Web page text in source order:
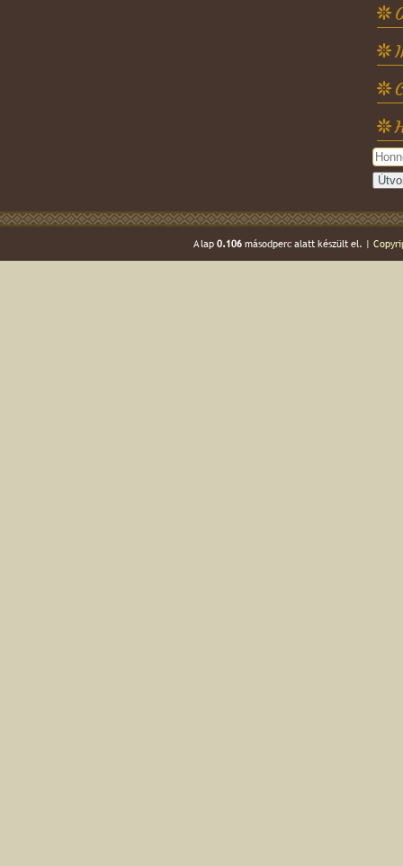
A lap 0.106másodperc alatt készült el. |